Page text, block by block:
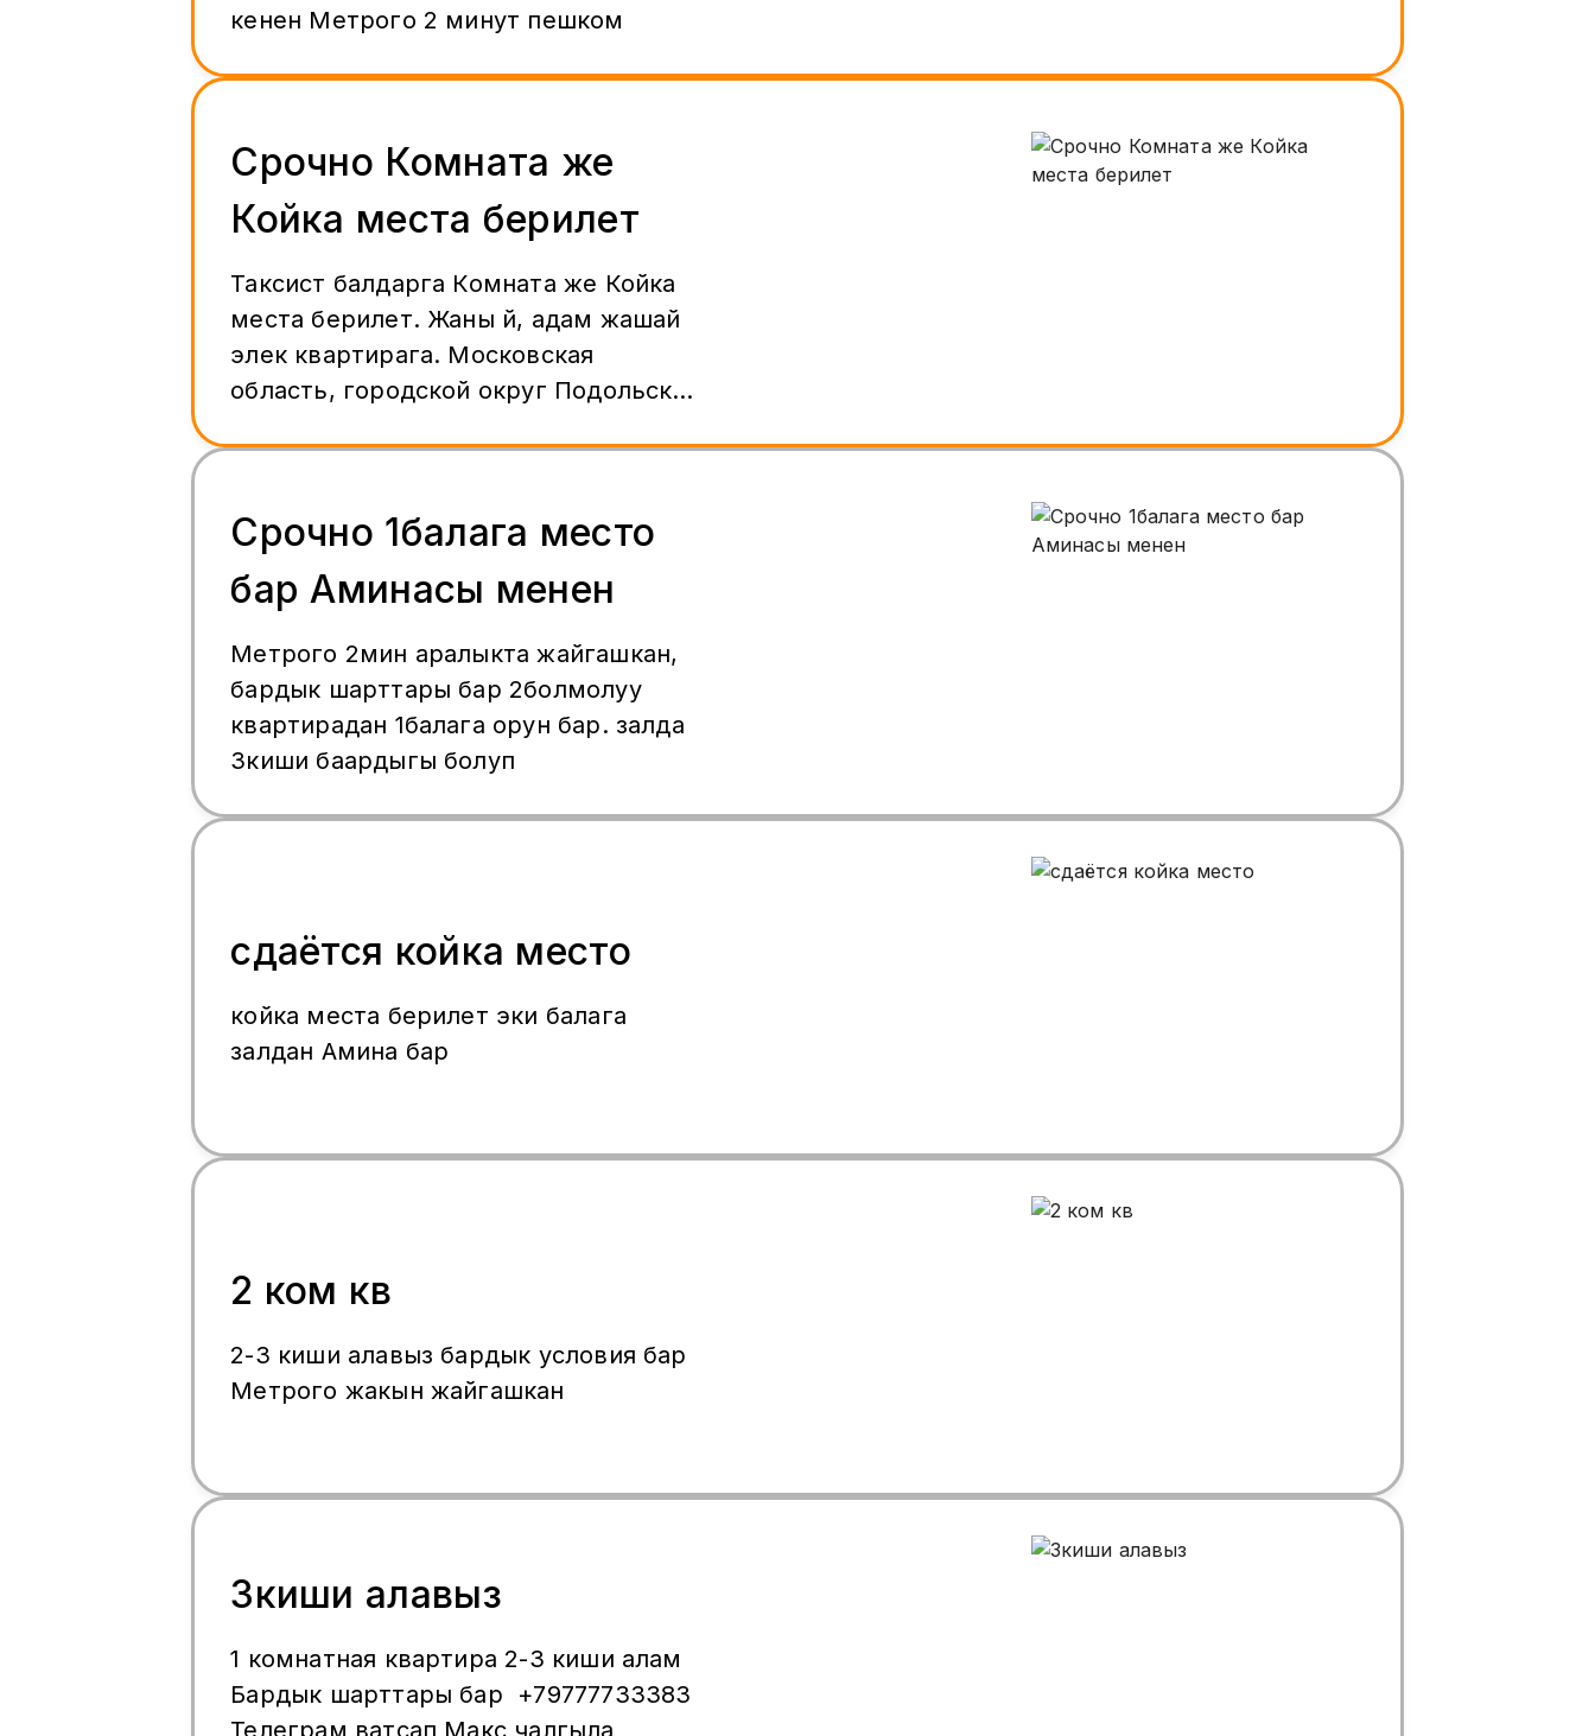
кенен Метрого 2 минут пешком
Срочно Комната же
Койка места берилет
Таксист балдарга Комната же Койка
места берилет. Жаны үй, адам жашай
элек квартирага. Московская
область, городской округ Подольск,
Срочно 1балага место
бар Аминасы менен
Метрого 2мин аралыкта жайгашкан,
бардык шарттары бар 2болмолуу
квартирадан 1балага орун бар. залда
3киши баардыгы болуп
сдаётся койка место
койка места берилет эки балага
залдан Амина бар
2 ком кв
2-3 киши алавыз бардык условия бар
Метрого жакын жайгашкан
3киши алавыз
1 комнатная квартира 2-3 киши алам
Бардык шарттары бар +79777733383
Телеграм ватсап Макс чалгыла